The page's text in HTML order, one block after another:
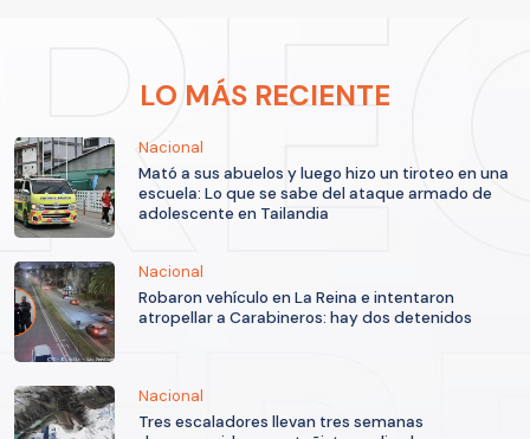
LO MÁS RECIENTE
Nacional
Mató a sus abuelos y luego hizo un tiroteo en una
escuela: Lo que se sabe del ataque armado de
adolescente en Tailandia
Nacional
Robaron vehículo en La Reina e intentaron
atropellar a Carabineros: hay dos detenidos
Nacional
Tres escaladores llevan tres semanas